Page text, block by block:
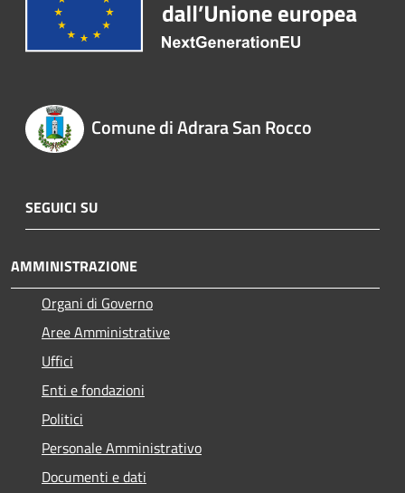
Comune di Adrara San Rocco
SEGUICI SU
AMMINISTRAZIONE
Organi di Governo
Aree Amministrative
Uffici
Enti e fondazioni
Politici
Personale Amministrativo
Documenti e dati